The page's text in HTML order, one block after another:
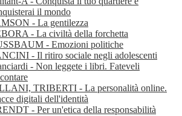
il mondo
- La gentilezza
- La civiltà della forchetta
- Emozioni politiche
- Il ritiro sociale negli adolescenti
- Non leggete i libri. Fateveli
TRIBERTI - La personalità online.
digitali dell'identità
- Per un'etica della responsabilità